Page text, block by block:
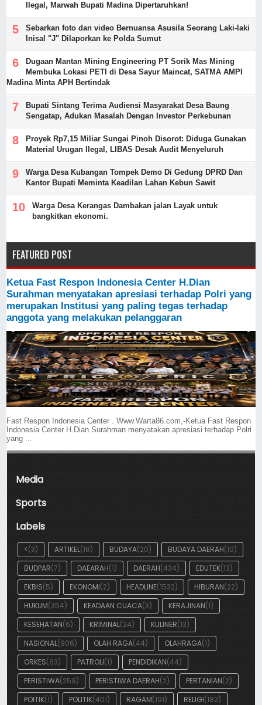
Ilegal, Marwah Bupati Madina Dipertaruhkan!
Sebarkan foto dan video Bernuansa Asusila Seorang Laki-laki
Inisal "J" Dilaporkan ke Polda Sumut
Dugaan Mantan Mining Engineering PT Sorik Mas Mining
Membuka Lokasi PETI di Desa Sayur Maincat, SATMA AMPI
Madina Minta APH Bertindak
Bupati Sintang Terima Audiensi Masyarakat Desa Baung
Sengatap, Adukan Masalah Dengan Investor Perkebunan
Proyek Rp7,15 Miliar Sungai Pinoh Disorot: Diduga Gunakan
Material Urugan Ilegal, LIBAS Desak Audit Menyeluruh
Warga Desa Kubangan Tompek Demo Di Gedung DPRD Dan
Kantor Bupati Meminta Keadilan Lahan Kebun Sawit
Warga Desa Kerangas Dambakan jalan Layak untuk
bangkitkan ekonomi.
FEATURED POST
Ketua Fast Respon Indonesia Center H.Dian
Surahman menyatakan apresiasi terhadap Polri yang
merupakan Institusi yang paling tegas terhadap
anggota yang melakukan pelanggaran
Fast Respon Indonesia Center . Www.Warta86.com,-Ketua Fast Respon
Indonesia Center H.Dian Surahman menyatakan apresiasi terhadap Polri
yang ...
Media
Sports
Labels
<(3) ARTIKEL(18) BUDAYA(20) BUDAYA DAERAH(10)
BUDPAR(7) DAEARAH(1) DAERAH(434) EDUTEK(13)
EKBIS(5) EKONOMI(2) HEADLINE(1532) HIBURAN(22)
HUKUM(354) KEADAAN CUACA(3) KERAJINAN(1)
KESEHATAN(6) KRIMINAL(24) KULINER(13)
NASIONAL(906) OLAH RAGA(44) OLAHRAGA(1)
ORKES(63) PATROLI(1) PENDIDIKAN(44)
PERISTIWA(259) PERISTIWA DAERAH(2) PERTANIAN(2)
POITIK(1) POLITIK(401) RAGAM(191) RELIGI(182)